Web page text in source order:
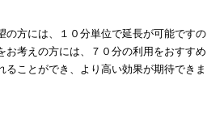
の方には、１０分単位で延長が可能ですの
考えの方には、７０分の利用をおすすめ
ことができ、より高い効果が期待できま